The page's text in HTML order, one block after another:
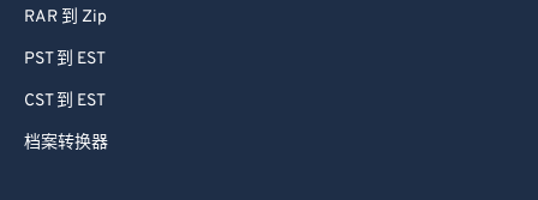
RAR 到 Zip
PST 到 EST
CST 到 EST
档案转换器